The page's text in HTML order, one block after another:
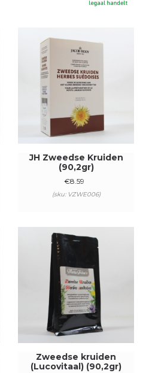
JH Zweedse Kruiden
(90,2gr)
€8.59
(sku: VZWE006)
Zweedse kruiden
(Lucovitaal) (90,2gr)